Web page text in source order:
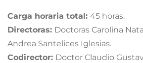
Carga horaria total: 45 horas.
Directoras: Doctoras Carolina
Andrea Santelices Iglesias.
Codirector: Doctor Claudio